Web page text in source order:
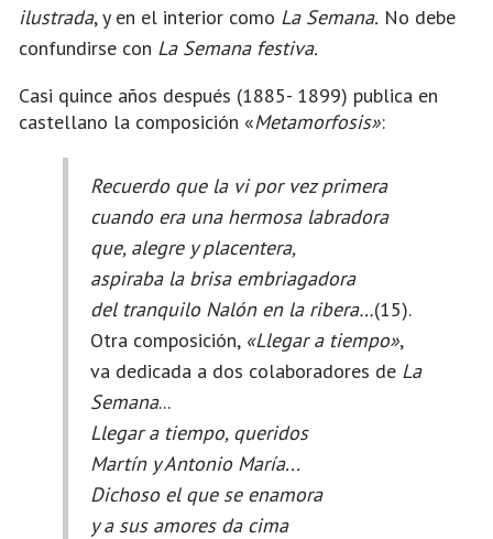
ilustrada, y en el interior como La Semana. No debe
confundirse con La Semana festiva.
Casi quince años después (1885- 1899) publica en
castellano la composición «Metamorfosis»:
Recuerdo que la vi por vez primera
cuando era una hermosa labradora
que, alegre y placentera,
aspiraba la brisa embriagadora
del tranquilo Nalón en la ribera…(15).
Otra composición, «Llegar a tiempo»,
va dedicada a dos colaboradores de La
Semana...
Llegar a tiempo, queridos
Martín y Antonio María...
Dichoso el que se enamora
y a sus amores da cima